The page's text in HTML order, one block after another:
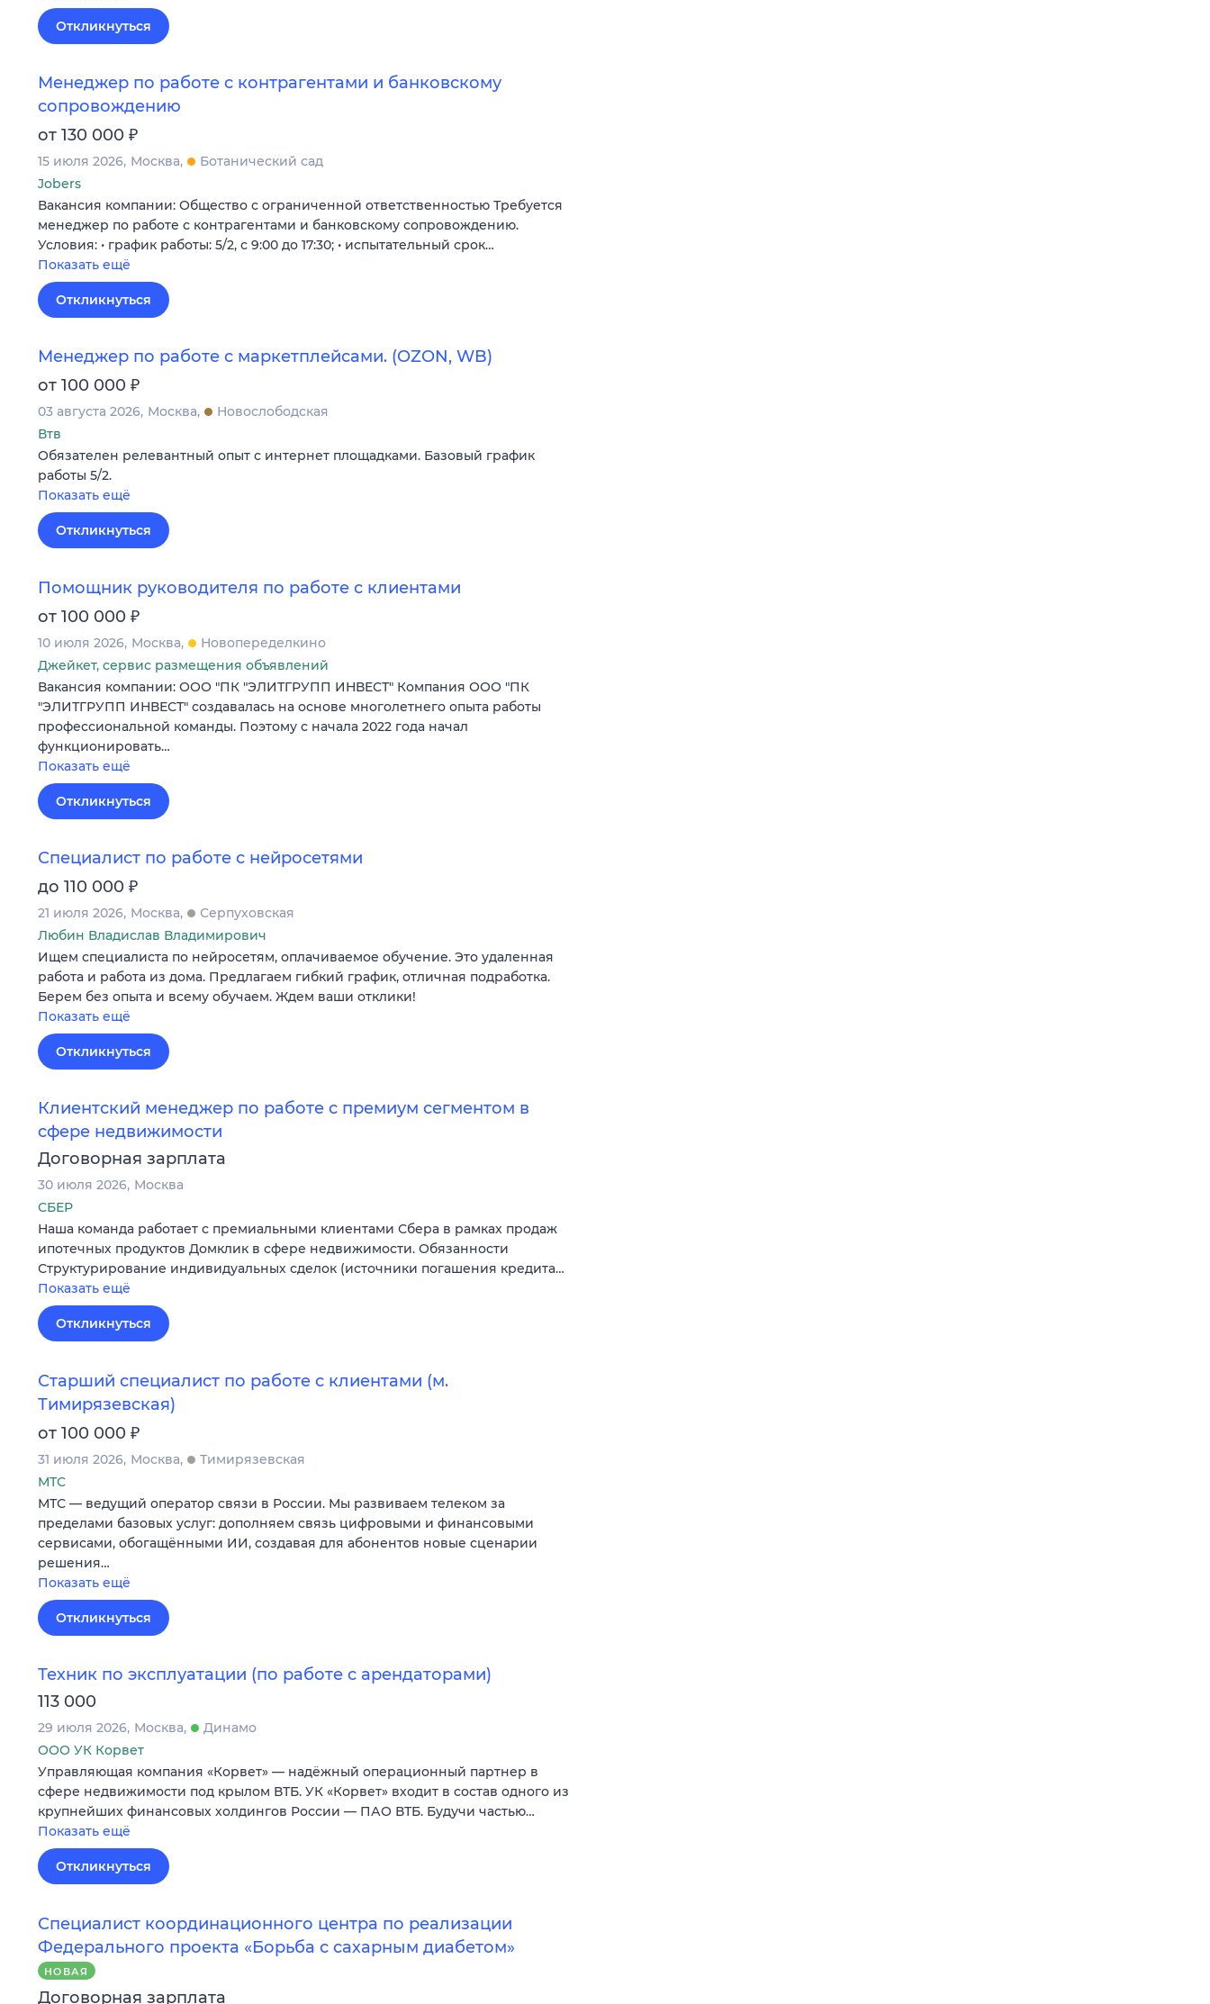
Откликнуться
Менеджер по работе с контрагентами и банковскому
сопровождению
от 130 000 ₽
15 июля 2026 Москва
Ботанический сад
Jobers
Вакансия компании: Общество с ограниченной ответственностью Требуется
менеджер по работе с контрагентами и банковскому сопровождению.
Условия: • график работы: 5/2, с 9:00 до 17:30; • испытательный срок…
Показать ещё
Откликнуться
Менеджер по работе с маркетплейсами. (OZON, WB)
от 100 000 ₽
03 августа 2026 Москва
Новослободская
Втв
Обязателен релевантный опыт с интернет площадками. Базовый график
работы 5/2.
Показать ещё
Откликнуться
Помощник руководителя по работе с клиентами
от 100 000 ₽
10 июля 2026 Москва
Новопеределкино
Джейкет, сервис размещения объявлений
Вакансия компании: ООО "ПК "ЭЛИТГРУПП ИНВЕСТ" Компания ООО "ПК
"ЭЛИТГРУПП ИНВЕСТ" создавалась на основе многолетнего опыта работы
профессиональной команды. Поэтому с начала 2022 года начал
функционировать…
Показать ещё
Откликнуться
Специалист по работе с нейросетями
до 110 000 ₽
21 июля 2026 Москва
Серпуховская
Любин Владислав Владимирович
Ищем специалиста по нейросетям, оплачиваемое обучение. Это удаленная
работа и работа из дома. Предлагаем гибкий график, отличная подработка.
Берем без опыта и всему обучаем. Ждем ваши отклики!
Показать ещё
Откликнуться
Клиентский менеджер по работе с премиум сегментом в
сфере недвижимости
Договорная зарплата
30 июля 2026 Москва
СБЕР
Наша команда работает с премиальными клиентами Сбера в рамках продаж
ипотечных продуктов Домклик в сфере недвижимости. Обязанности
Структурирование индивидуальных сделок (источники погашения кредита…
Показать ещё
Откликнуться
Старший специалист по работе с клиентами (м.
Тимирязевская)
от 100 000 ₽
31 июля 2026 Москва
Тимирязевская
МТС
МТС — ведущий оператор связи в России. Мы развиваем телеком за
пределами базовых услуг: дополняем связь цифровыми и финансовыми
сервисами, обогащёнными ИИ, создавая для абонентов новые сценарии
решения…
Показать ещё
Откликнуться
Техник по эксплуатации (по работе с арендаторами)
113 000
29 июля 2026 Москва
Динамо
ООО УК Корвет
Управляющая компания «Корвет» — надёжный операционный партнер в
сфере недвижимости под крылом ВТБ. УК «Корвет» входит в состав одного из
крупнейших финансовых холдингов России — ПАО ВТБ. Будучи частью…
Показать ещё
Откликнуться
Специалист координационного центра по реализации
Федерального проекта «Борьба с сахарным диабетом»
НОВАЯ
Договорная зарплата